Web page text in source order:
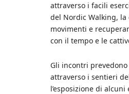
attraverso i facili
del Nordic Walking,
movimenti e
con il tempo e le
Gli incontri
attraverso i sentieri
l’esposizione di